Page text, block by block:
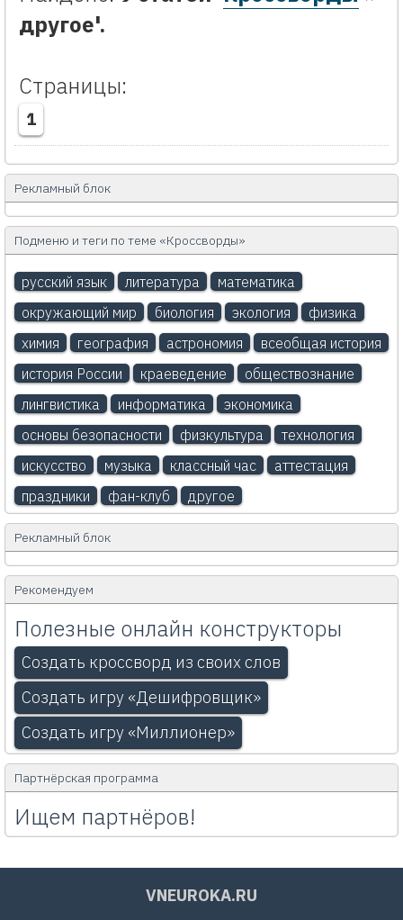
другое'.
Страницы:
1
Рекламный блок
Подменю и теги по теме «Кроссворды»
русский язык литература
математика
окружающий мир
биология экология
физика
химия
география астрономия
всеобщая история
история России
краеведение
обществознание
лингвистика
информатика
экономика
основы безопасности
физкультура
технология
искусство
музыка классный час
аттестация
праздники
фан-клуб другое
Рекламный блок
Рекомендуем
Полезные онлайн конструкторы
Создать кроссворд из своих слов
Создать игру «Дешифровщик»
Создать игру «Миллионер»
Партнёрская программа
Ищем партнёров!
VNEUROKA.RU